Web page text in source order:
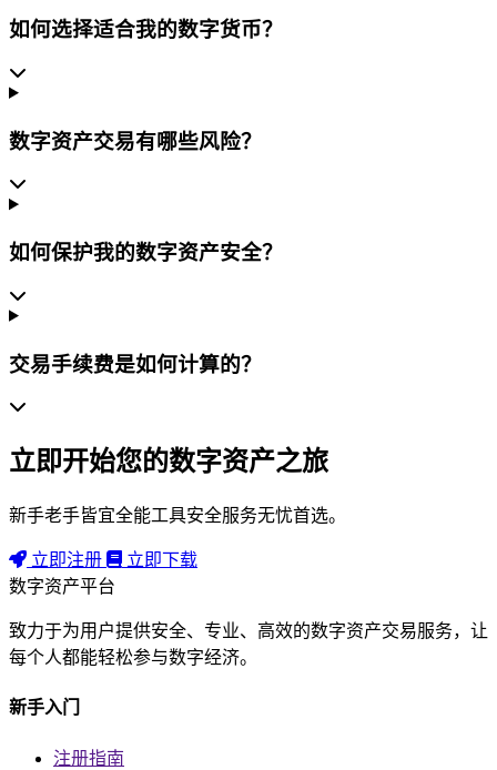
如何选择适合我的数字货币？
数字资产交易有哪些风险？
如何保护我的数字资产安全？
交易手续费是如何计算的？
立即开始您的数字资产之旅
新手老手皆宜全能工具安全服务无忧首选。
立即注册
立即下载
数字资产平台
致力于为用户提供安全、专业、高效的数字资产交易服务，让
每个人都能轻松参与数字经济。
新手入门
注册指南